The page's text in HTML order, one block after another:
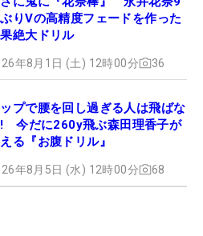
りVの高精度フェードを作った
絶大ドリル
年8月1日 (土) 12時00分 36
ップで腰を回し過ぎる人は飛ばな
今だに260y飛ぶ森田理香子が
る『お腹ドリル』
年8月5日 (水) 12時00分 68